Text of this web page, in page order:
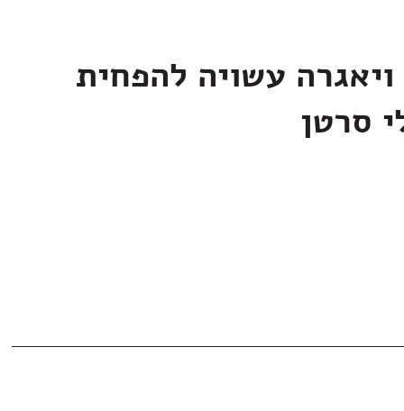
עשויה להפחית
סרטן